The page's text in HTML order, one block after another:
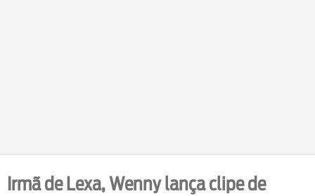
Irmã de Lexa, Wenny lança clipe de